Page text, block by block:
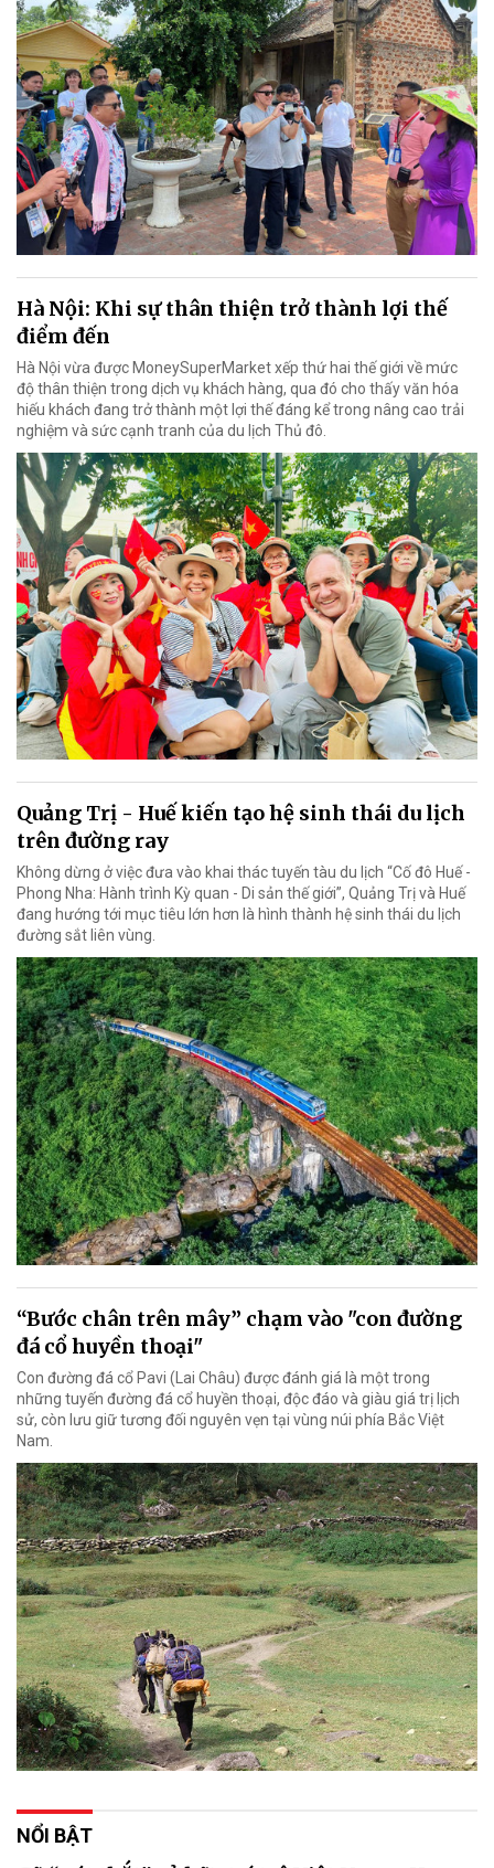
Hà Nội: Khi sự thân thiện trở thành lợi thế
điểm đến
Hà Nội vừa được MoneySuperMarket xếp thứ hai thế giới về mức
độ thân thiện trong dịch vụ khách hàng, qua đó cho thấy văn hóa
hiếu khách đang trở thành một lợi thế đáng kể trong nâng cao trải
nghiệm và sức cạnh tranh của du lịch Thủ đô.
Quảng Trị - Huế kiến tạo hệ sinh thái du lịch
trên đường ray
Không dừng ở việc đưa vào khai thác tuyến tàu du lịch “Cố đô Huế -
Phong Nha: Hành trình Kỳ quan - Di sản thế giới”, Quảng Trị và Huế
đang hướng tới mục tiêu lớn hơn là hình thành hệ sinh thái du lịch
đường sắt liên vùng.
“Bước chân trên mây” chạm vào "con đường
đá cổ huyền thoại"
Con đường đá cổ Pavi (Lai Châu) được đánh giá là một trong
những tuyến đường đá cổ huyền thoại, độc đáo và giàu giá trị lịch
sử, còn lưu giữ tương đối nguyên vẹn tại vùng núi phía Bắc Việt
Nam.
NỔI BẬT